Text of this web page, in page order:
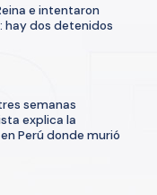
e intentaron
hay dos detenidos
semanas
explica la
Perú donde murió